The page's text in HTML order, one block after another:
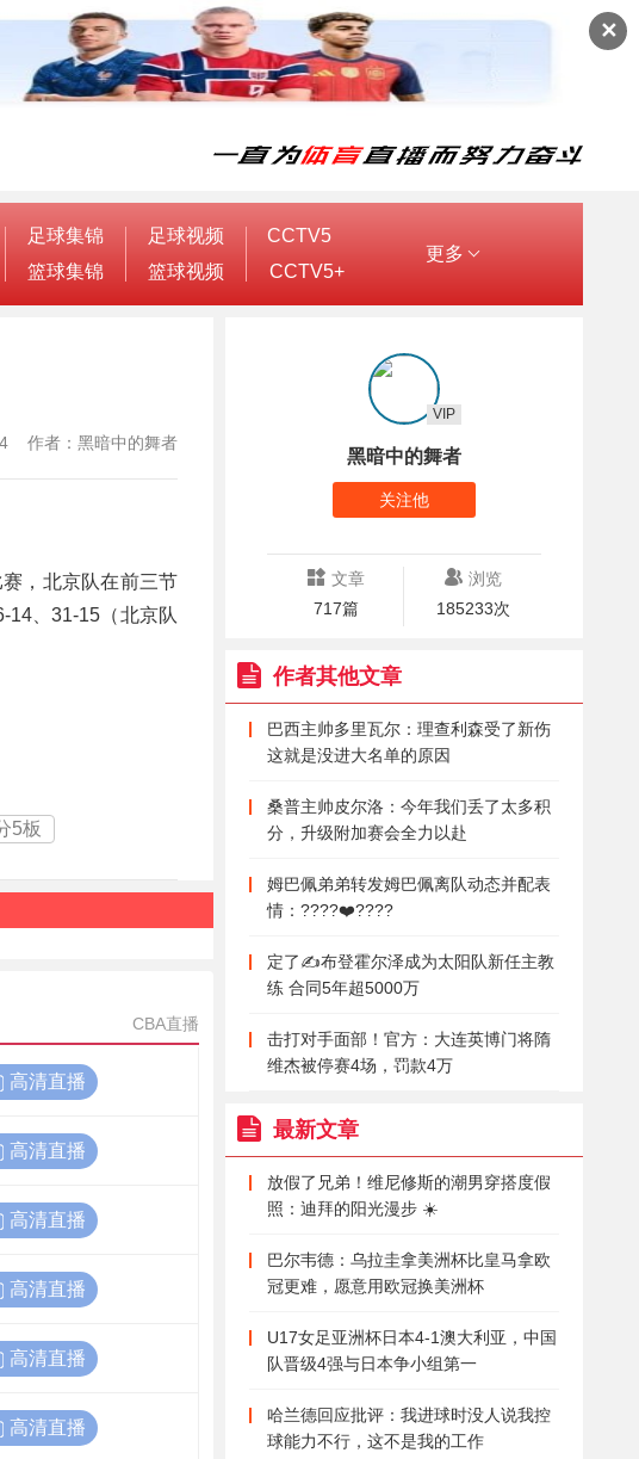
✕
足球集锦
篮球集锦
足球视频
篮球视频
CCTV5
CCTV5+
更多
作者：黑暗中的舞者
，北京队在前三节
14、31-15（北京队
5板
CBA直播
高清直播
高清直播
高清直播
高清直播
高清直播
高清直播
黑暗中的舞者
VIP
关注他
文章
717篇
浏览
185233次
作者其他文章
巴西主帅多里瓦尔：理查利森受了新伤
这就是没进大名单的原因
桑普主帅皮尔洛：今年我们丢了太多积
分，升级附加赛会全力以赴
姆巴佩弟弟转发姆巴佩离队动态并配表
情：????❤️????
定了✍️布登霍尔泽成为太阳队新任主教
练 合同5年超5000万
击打对手面部！官方：大连英博门将隋
维杰被停赛4场，罚款4万
最新文章
放假了兄弟！维尼修斯的潮男穿搭度假
照：迪拜的阳光漫步 ☀️
巴尔韦德：乌拉圭拿美洲杯比皇马拿欧
冠更难，愿意用欧冠换美洲杯
U17女足亚洲杯日本4-1澳大利亚，中国
队晋级4强与日本争小组第一
哈兰德回应批评：我进球时没人说我控
球能力不行，这不是我的工作